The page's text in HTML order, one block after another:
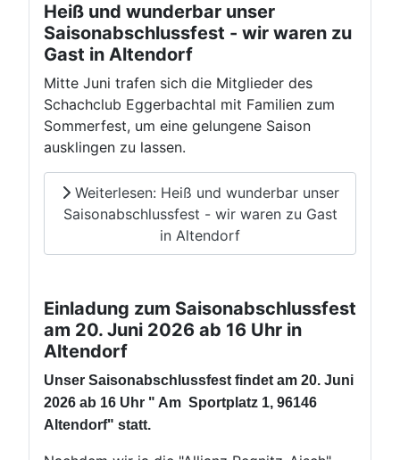
Heiß und wunderbar unser
Saisonabschlussfest - wir waren zu
Gast in Altendorf
Mitte Juni trafen sich die Mitglieder des
Schachclub Eggerbachtal mit Familien zum
Sommerfest, um eine gelungene Saison
ausklingen zu lassen.
Weiterlesen: Heiß und wunderbar unser
Saisonabschlussfest - wir waren zu Gast
in Altendorf
Einladung zum Saisonabschlussfest
am 20. Juni 2026 ab 16 Uhr in
Altendorf
Unser Saisonabschlussfest findet am 20. Juni
2026 ab 16 Uhr " Am Sportplatz 1, 96146
Altendorf" statt.